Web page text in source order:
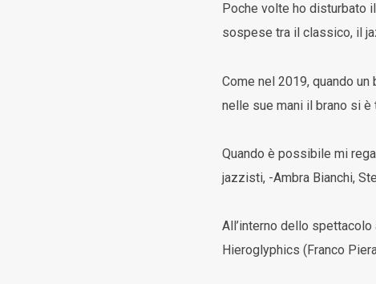
Poche volte ho disturbato
sospese tra il classico, il
Come nel 2019, quando
nelle sue mani il brano si
Quando è possibile mi
jazzisti, -Ambra Bianchi,
All’interno dello
Hieroglyphics (Franco